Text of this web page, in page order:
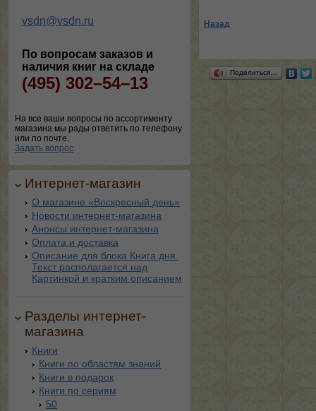
vsdn@vsdn.ru
По вопросам заказов и
наличия книг на складе
(495) 302–54–13
На все ваши вопросы по ассортименту
магазина мы рады ответить по телефону
или по почте.
Задать вопрос
Интернет-магазин
О магазине «Воскресный день»
Новости интернет-магазина
Анонсы интернет-магазина
Оплата и доставка
Описание для блока Книга дня.
Текст располагается над
Картинкой и кратким описанием
Разделы интернет-
магазина
Книги
Книги по областям знаний
Книги в подарок
Книги по сериям
50
Назад
Поделиться…